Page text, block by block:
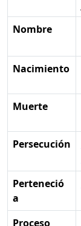
Nombre
Nacimiento
Muerte
Persecución
Perteneció
a
Proceso